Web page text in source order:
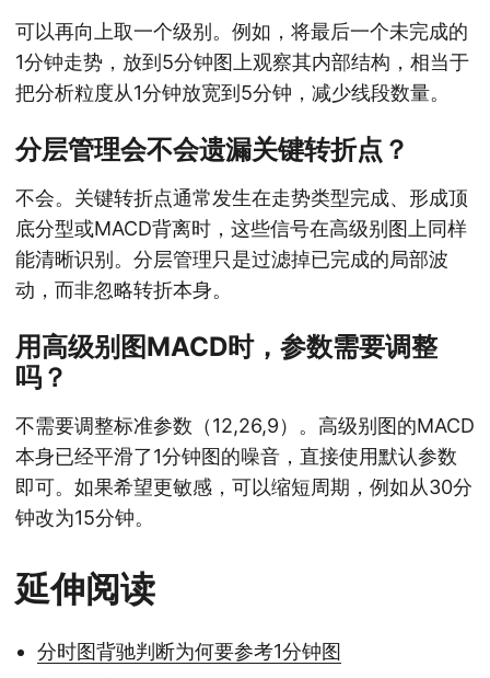
可以再向上取一个级别。例如，将最后一个未完成的
1分钟走势，放到5分钟图上观察其内部结构，相当于
把分析粒度从1分钟放宽到5分钟，减少线段数量。
分层管理会不会遗漏关键转折点？
不会。关键转折点通常发生在走势类型完成、形成顶
底分型或MACD背离时，这些信号在高级别图上同样
能清晰识别。分层管理只是过滤掉已完成的局部波
动，而非忽略转折本身。
用高级别图MACD时，参数需要调整
吗？
不需要调整标准参数（12,26,9）。高级别图的MACD
本身已经平滑了1分钟图的噪音，直接使用默认参数
即可。如果希望更敏感，可以缩短周期，例如从30分
钟改为15分钟。
延伸阅读
分时图背驰判断为何要参考1分钟图